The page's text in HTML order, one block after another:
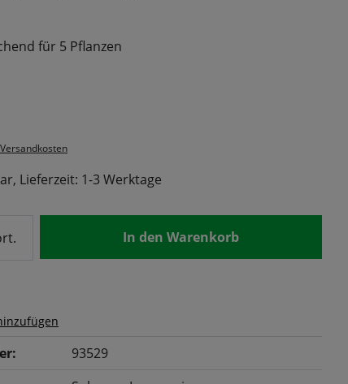
für 5 Pflanzen
Lieferzeit: 1-3 Werktage
Gib den gewünschten Wert ein
In den Warenkorb
93529